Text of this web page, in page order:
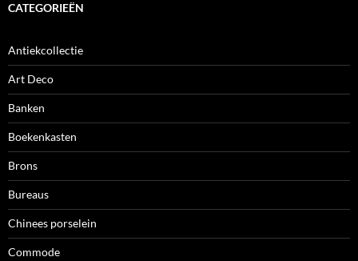
CATEGORIEËN
Antiekcollectie
Art Deco
Banken
Boekenkasten
Brons
Bureaus
Chinees porselein
Commode